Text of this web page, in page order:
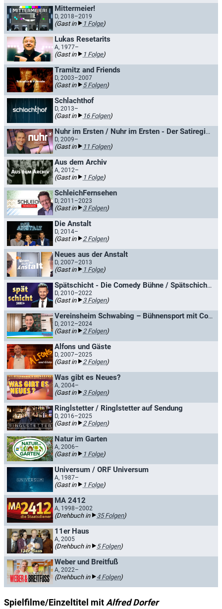
Mittermeier!
D, 2018–2019
(Gast in 1 Folge)
Lukas Resetarits
A, 1977–
(Gast in 1 Folge)
Tramitz and Friends
D, 2003–2007
(Gast in 5 Folgen)
Schlachthof
D, 2013–
(Gast in 16 Folgen)
Nuhr im Ersten / Nuhr im Ersten - Der Satiregipfel
D, 2009–
(Gast in 11 Folgen)
Aus dem Archiv
A, 2012–
(Gast in 1 Folge)
SchleichFernsehen
D, 2011–2023
(Gast in 3 Folgen)
Die Anstalt
D, 2014–
(Gast in 2 Folgen)
Neues aus der Anstalt
D, 2007–2013
(Gast in 1 Folge)
Spätschicht - Die Comedy Bühne / Spätschicht - Die SWR Comedy Bühne
D, 2010–2022
(Gast in 3 Folgen)
Vereinsheim Schwabing – Bühnensport mit Constanze Lindner / Bühnensport mit Mathias Tretter
D, 2012–2024
(Gast in 2 Folgen)
Alfons und Gäste
D, 2007–2025
(Gast in 2 Folgen)
Was gibt es Neues?
A, 2004–
(Gast in 3 Folgen)
Ringlstetter / Ringlstetter auf Sendung
D, 2016–2025
(Gast in 2 Folgen)
Natur im Garten
A, 2006–
(Gast in 1 Folge)
Universum / ORF Universum
A, 1987–
(Gast in 1 Folge)
MA 2412
A, 1998–2002
(Drehbuch in 35 Folgen)
11er Haus
A, 2005
(Drehbuch in 5 Folgen)
Weber und Breitfuß
A, 2022–
(Drehbuch in 4 Folgen)
Spielfilme/Einzeltitel mit Alfred Dorfer